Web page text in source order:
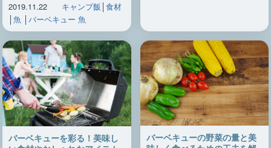
2019.11.22 キャンプ飯 │ 食材
│ 魚 │ バーベキュー 魚
バーベキューを彩る！美味し
バーベキューの野菜の量と美